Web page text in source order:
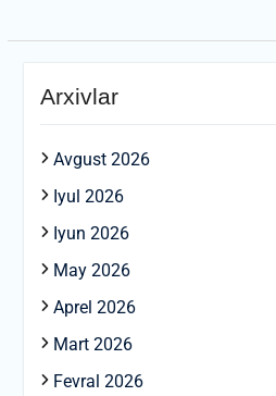
Arxivlar
Avgust 2026
Iyul 2026
Iyun 2026
May 2026
Aprel 2026
Mart 2026
Fevral 2026